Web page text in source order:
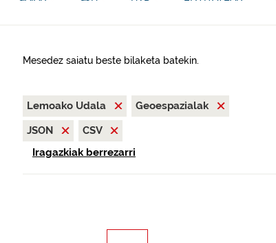
Mesedez saiatu beste bilaketa batekin.
Lemoako Udala
Geoespazialak
JSON
CSV
Iragazkiak berrezarri